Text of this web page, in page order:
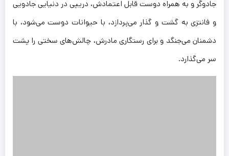
جادوگر و به همراه دوست قابل اعتمادش، دریپی در دنیایی جادویی
و فانتزی به گشت و گذار می‌پردازد، با حیوانات دوست می‌شود، با
دشمنان می‌جنگد و برای رستگاری مادرش، چالش‌های سختی را پشت
سر می‌گذارد.